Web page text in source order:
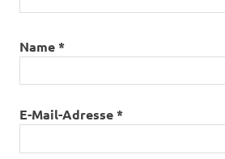
Name*
E-Mail-Adresse*